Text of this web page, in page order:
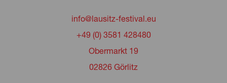
info@lausitz-festival.eu
+49 (0) 3581 428480
Obermarkt 19
02826 Görlitz